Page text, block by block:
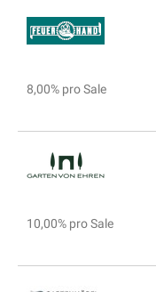
8,00% pro Sale
10,00% pro Sale